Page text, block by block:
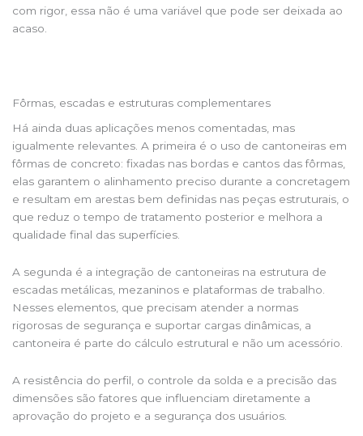
com rigor, essa não é uma variável que pode ser deixada ao
acaso.
Fôrmas, escadas e estruturas complementares
Há ainda duas aplicações menos comentadas, mas
igualmente relevantes. A primeira é o uso de cantoneiras em
fôrmas de concreto: fixadas nas bordas e cantos das fôrmas,
elas garantem o alinhamento preciso durante a concretagem
e resultam em arestas bem definidas nas peças estruturais, o
que reduz o tempo de tratamento posterior e melhora a
qualidade final das superfícies.
A segunda é a integração de cantoneiras na estrutura de
escadas metálicas, mezaninos e plataformas de trabalho.
Nesses elementos, que precisam atender a normas
rigorosas de segurança e suportar cargas dinâmicas, a
cantoneira é parte do cálculo estrutural e não um acessório.
A resistência do perfil, o controle da solda e a precisão das
dimensões são fatores que influenciam diretamente a
aprovação do projeto e a segurança dos usuários.